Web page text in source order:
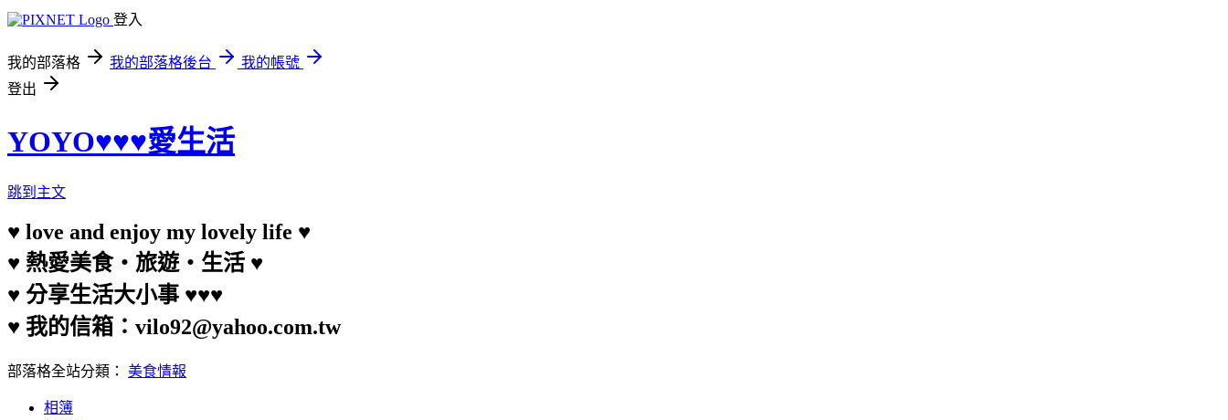
登入
我的部落格 我的部落格後台
我的帳號
登出
YOYO♥♥♥愛生活
跳到主文
♥ love and enjoy my lovely life ♥
♥ 熱愛美食‧旅遊‧生活 ♥
♥ 分享生活大小事 ♥♥♥
♥ 我的信箱：vilo92@yahoo.com.tw
部落格全站分類： 美食情報
相簿